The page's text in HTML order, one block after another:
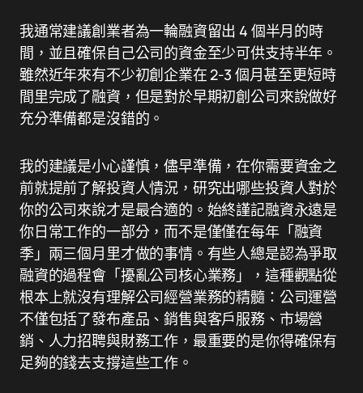
我通常建議創業者為一輪融資留出 4 個半月的時
間，並且確保自己公司的資金至少可供支持半年。
雖然近年來有不少初創企業在 2-3 個月甚至更短時
間里完成了融資，但是對於早期初創公司來說做好
充分準備都是沒錯的。
我的建議是小心謹慎，儘早準備，在你需要資金之
前就提前了解投資人情況，研究出哪些投資人對於
你的公司來說才是最合適的。始終謹記融資永遠是
你日常工作的一部分，而不是僅僅在每年「融資
季」兩三個月里才做的事情。有些人總是認為爭取
融資的過程會「擾亂公司核心業務」，這種觀點從
根本上就沒有理解公司經營業務的精髓：公司運營
不僅包括了發布產品、銷售與客戶服務、市場營
銷、人力招聘與財務工作，最重要的是你得確保有
足夠的錢去支撐這些工作。